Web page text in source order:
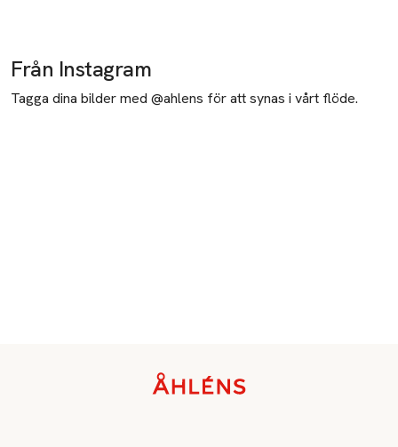
Från Instagram
Tagga dina bilder med @ahlens för att synas i vårt flöde.